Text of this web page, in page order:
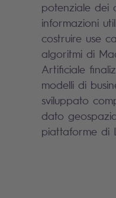
potenziale dei
informazioni
costruire use
algoritmi di
Artificiale
modelli di
sviluppato
dato
piattaforme di